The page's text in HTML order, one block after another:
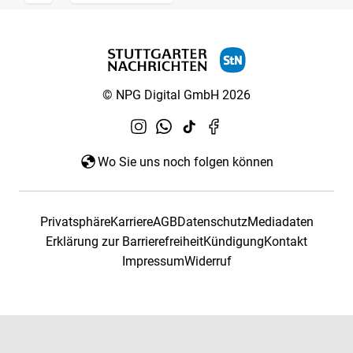
© NPG Digital GmbH 2026
Wo Sie uns noch folgen können
PrivatsphäreKarriereAGBDatenschutzMediadaten
Erklärung zur BarrierefreiheitKündigungKontakt
ImpressumWiderruf